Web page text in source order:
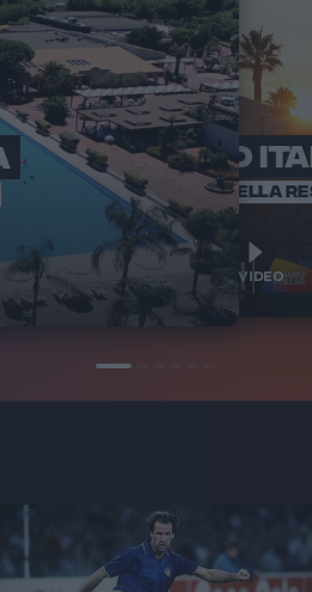
RADIO
VOI ARENELLA
VIDEO